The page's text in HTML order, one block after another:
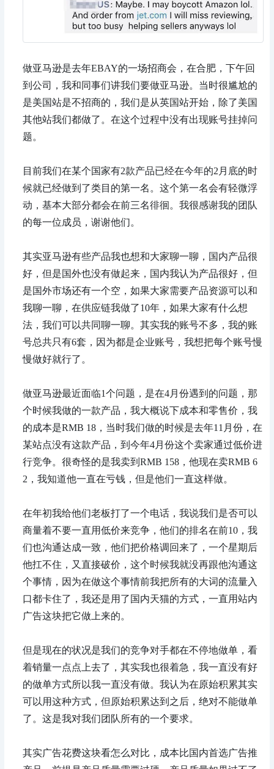
做亚马逊是去年EBAY的一场招商会，在合肥，下午回
到公司，我和同事们讲我们要做亚马逊。当时很尴尬的
是美国站是不招商的，我们是从英国站开始，除了美国
其他站我们都做了。在这个过程中没有出现账号挂掉问
题。
目前我们在某个国家有2款产品已经在今年的2月底的时
候就已经做到了类目的第一名。这个第一名会有轻微浮
动，基本大部分都会在前三名徘徊。我很感谢我的团队
的每一位成员，谢谢他们。
其实亚马逊有些产品我也想和大家聊一聊，国内产品很
好，但是国外也没有做起来，国内我认为产品很好，但
是国外市场还有一个空，如果大家需要产品资源可以和
我聊一聊，在供应链我做了10年，如果大家有什么想
法，我们可以共同聊一聊。其实我的账号不多，我的账
号总共只有6套，因为都是企业账号，我想把每个账号慢
慢做好就行了。
做亚马逊最近面临1个问题，是在4月份遇到的问题，那
个时候我做的一款产品，我大概说下成本和零售价，我
的成本是RMB 18，当时我们做的时候是去年11月份，在
某站点没有这款产品，到今年4月份这个卖家通过低价进
行竞争。很奇怪的是我卖到RMB 158，他现在卖RMB 6
2，我知道他一直在亏钱，但是他们一直这样做。
在年初我给他们老板打了一个电话，我说我们是否可以
商量着不要一直用低价来竞争，他们的排名在前10，我
们也沟通达成一致，他们把价格调回来了，一个星期后
他扛不住，又直接破价，这个时候我就没再跟他沟通这
个事情，因为在做这个事情前我把所有的大词的流量入
口都卡住了，我还是用了国内天猫的方式，一直用站内
广告这块把它做上来的。
但是现在的状况是我们的竞争对手都在不停地做单，看
着销量一点点上去了，其实我也很着急，我一直没有好
的做单方式所以我一直没有做。我认为在原始积累其实
可以用这种方式，但原始积累达到之后，绝对不能做单
了。这是我对我们团队所有的一个要求。
其实广告花费这块看怎么对比，成本比国内首选广告推